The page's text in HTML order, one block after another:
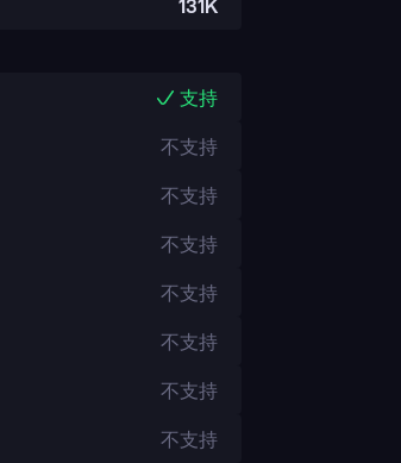
支持
不支持
不支持
不支持
不支持
不支持
不支持
不支持